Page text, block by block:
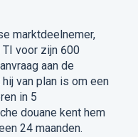
marktdeelnemer,
TI voor zijn 600
aan de
van plan is om een
ren in 5
douane kent hem
24 maanden.